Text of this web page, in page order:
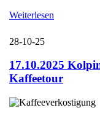
Weiterlesen
28-10-25
17.10.2025
Kaffeetour